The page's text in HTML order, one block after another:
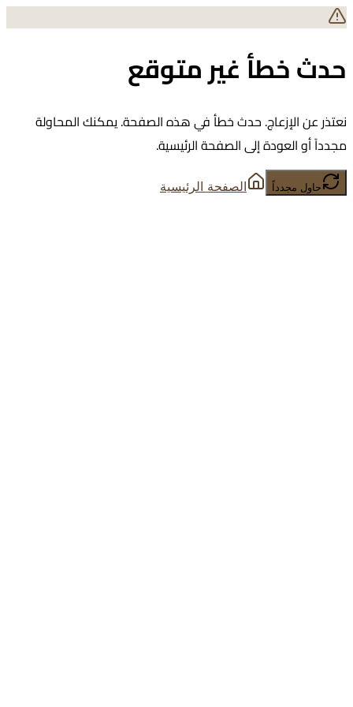
حدث خطأ غير متوقع
نعتذر عن الإزعاج. حدث خطأ في هذه الصفحة. يمكنك المحاولة
مجدداً أو العودة إلى الصفحة الرئيسية.
حاول مجدداً الصفحة الرئيسية